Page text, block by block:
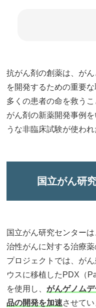
抗がん剤の創薬は、が
を開発するための重要
多くの患者の命を救う
がん剤の新薬開発事例
うな非臨床試験が使われ
国立がん研
国立がん研究センター
治性がんに対する治療
プロジェクトでは、が
ウスに移植したPDX（
を使用し、がんゲノム
品の開発を加速させて